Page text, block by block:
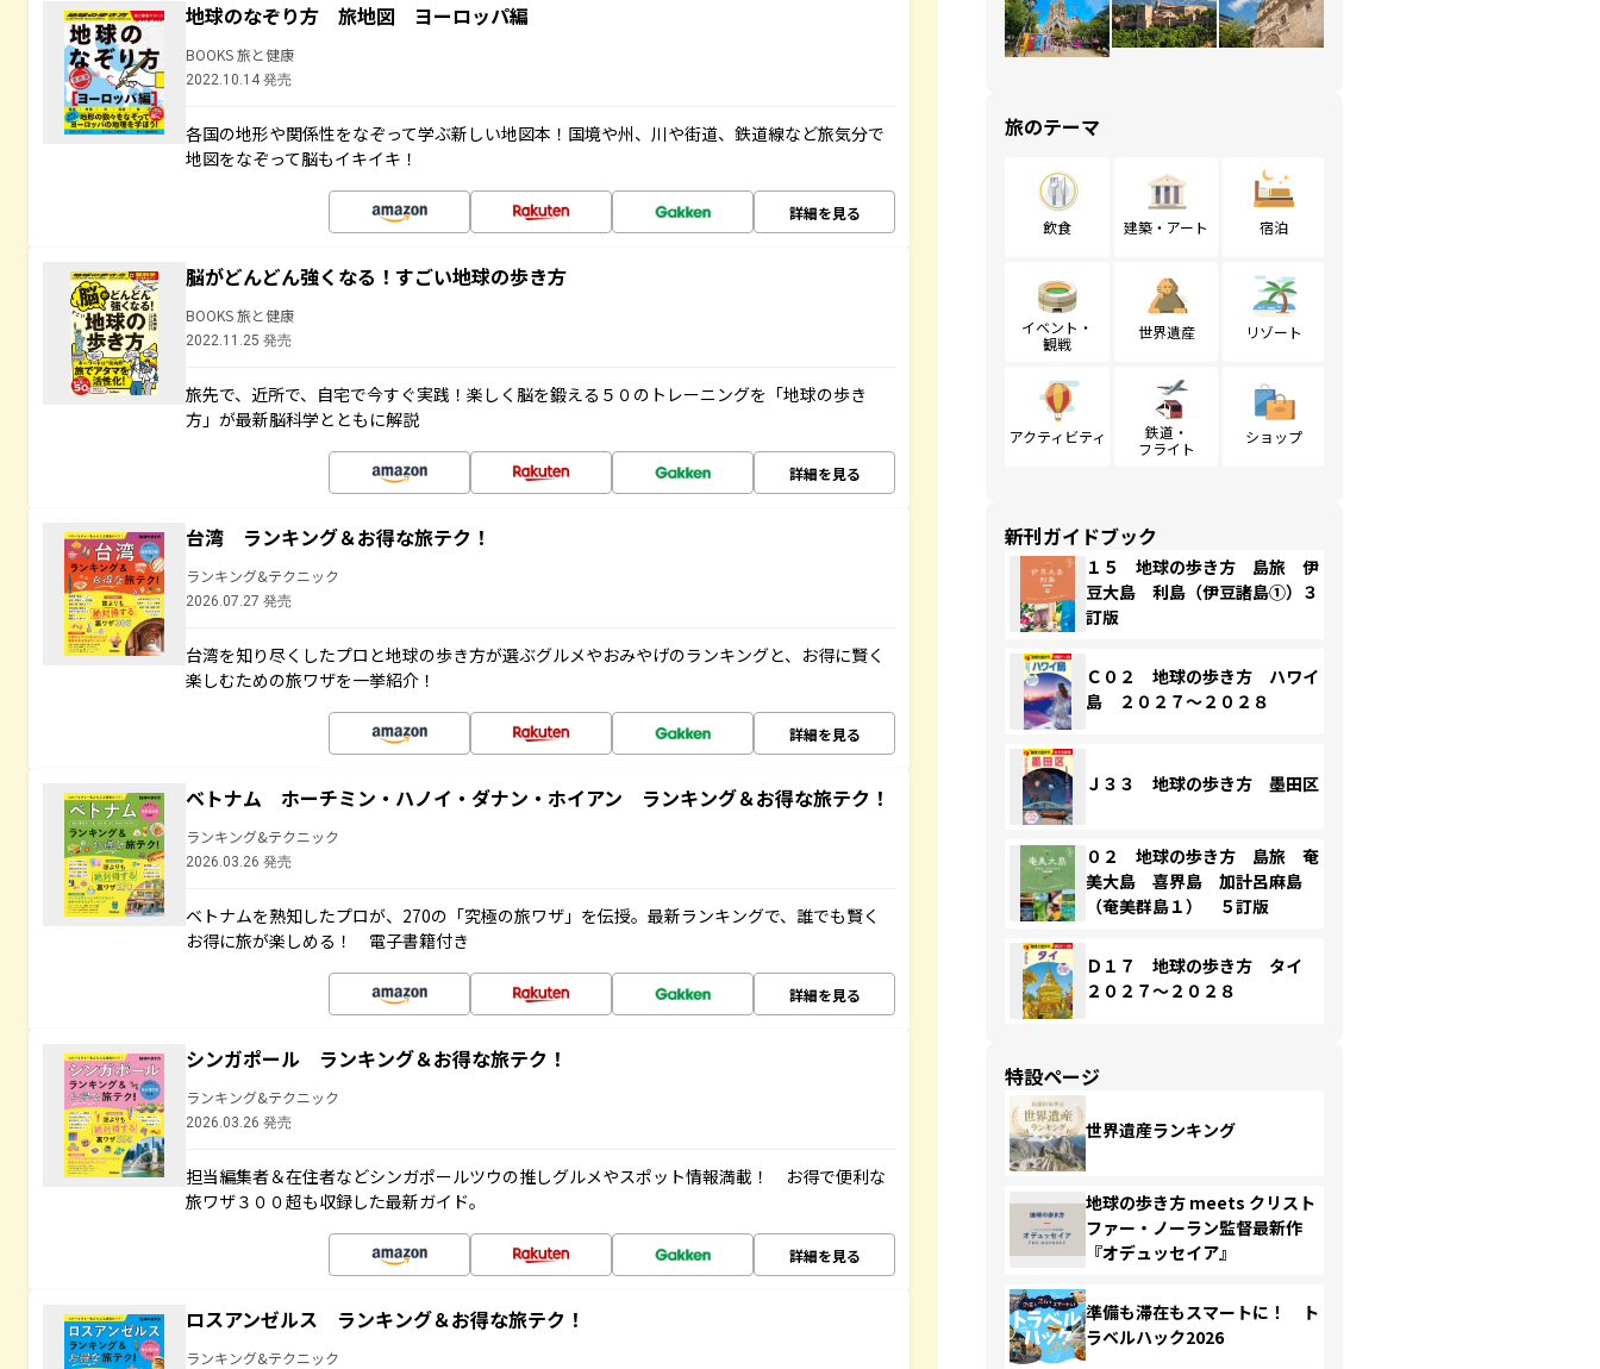
地球のなぞり方 旅地図 ヨーロッパ編
BOOKS 旅と健康
2022.10.14 発売
各国の地形や関係性をなぞって学ぶ新しい地図本！国境や州、川や街道、鉄道線など旅気分で
地図をなぞって脳もイキイキ！
詳細を見る
脳がどんどん強くなる！すごい地球の歩き方
BOOKS 旅と健康
2022.11.25 発売
旅先で、近所で、自宅で今すぐ実践！楽しく脳を鍛える５０のトレーニングを「地球の歩き
方」が最新脳科学とともに解説
詳細を見る
台湾 ランキング＆お得な旅テク！
ランキング&テクニック
2026.07.27 発売
台湾を知り尽くしたプロと地球の歩き方が選ぶグルメやおみやげのランキングと、お得に賢く
楽しむための旅ワザを一挙紹介！
詳細を見る
ベトナム ホーチミン・ハノイ・ダナン・ホイアン ランキング＆お得な旅テク！
ランキング&テクニック
2026.03.26 発売
ベトナムを熟知したプロが、270の「究極の旅ワザ」を伝授。最新ランキングで、誰でも賢く
お得に旅が楽しめる！ 電子書籍付き
詳細を見る
シンガポール ランキング＆お得な旅テク！
ランキング&テクニック
2026.03.26 発売
担当編集者＆在住者などシンガポールツウの推しグルメやスポット情報満載！ お得で便利な
旅ワザ３００超も収録した最新ガイド。
詳細を見る
ロスアンゼルス ランキング＆お得な旅テク！
ランキング&テクニック
旅のテーマ
飲食 建築・アート 宿泊
イベント・
観戦
世界遺産 リゾート
アクティビティ
鉄道・
フライト
ショップ
新刊ガイドブック
１５ 地球の歩き方 島旅 伊
豆大島 利島（伊豆諸島①）３
訂版
Ｃ０２ 地球の歩き方 ハワイ
島 ２０２７～２０２８
Ｊ３３ 地球の歩き方 墨田区
０２ 地球の歩き方 島旅 奄
美大島 喜界島 加計呂麻島
（奄美群島１） ５訂版
Ｄ１７ 地球の歩き方 タイ
２０２７～２０２８
特設ページ
世界遺産ランキング
地球の歩き方 meets クリスト
ファー・ノーラン監督最新作
『オデュッセイア』
準備も滞在もスマートに！ ト
ラベルハック2026